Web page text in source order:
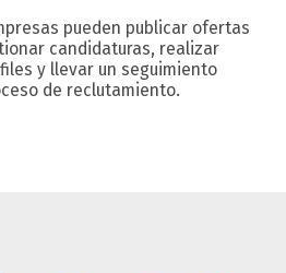
pueden publicar ofertas
candidaturas, realizar
y llevar un seguimiento
de reclutamiento.